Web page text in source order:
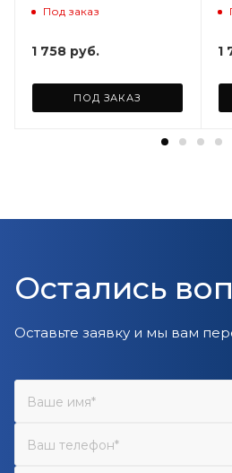
(Светло-бежевый)
Под заказ
1 758 руб.
ПОД ЗАКАЗ
1
Остались
Оставьте заявку и мы вам